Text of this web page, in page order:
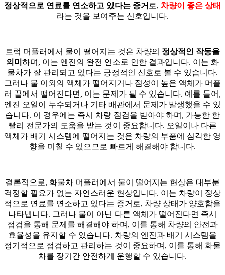
정상적으로 연료를 연소하고 있다는 증거 로, 차량이 좋은 상태
라는 것을 보여주는 신호입니다.
트럭 머플러에서 물이 떨어지는 것은 차량의 정상적인 작동을
의미 하며, 이는 엔진의 완전 연소로 인한 결과입니다. 이는 화
물차가 잘 관리되고 있다는 긍정적인 신호로 볼 수 있습니다.
그러나 물 이외의 액체가 떨어지거나 점성이 높은 액체가 머플
러 끝에서 떨어진다면, 이는 문제가 될 수 있습니다. 예를 들어,
엔진 오일이 누수되거나 기타 배관에서 문제가 발생했을 수 있
습니다. 이 경우에는 즉시 차량 점검을 받아야 하며, 가능한 한
빨리 전문가의 도움을 받는 것이 중요합니다. 오일이나 다른
액체가 배기 시스템에 떨어지는 것은 차량의 부품에 심각한 영
향을 미칠 수 있으므로 빠르게 해결해야 합니다.
결론적으로, 화물차 머플러에서 물이 떨어지는 현상은 대부분
걱정할 필요가 없는 자연스러운 현상입니다. 이는 차량이 정상
적으로 연료를 연소하고 있다는 증거로, 차량 상태가 양호함을
나타냅니다. 그러나 물이 아닌 다른 액체가 떨어진다면 즉시
점검을 통해 문제를 해결해야 하며, 이를 통해 차량의 안전과
효율성을 유지할 수 있습니다. 차량의 엔진과 배기 시스템을
정기적으로 점검하고 관리하는 것이 중요하며, 이를 통해 화물
차를 장기간 안전하게 운행할 수 있습니다.